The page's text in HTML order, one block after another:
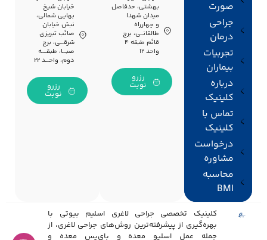
صورت
جراحی
درمان
تجربیات
بیماران
درباره
کلینیک
تماس با
کلینیک
درخواست
مشاوره
محاسبه
BMI
بهشتی، حدفاصل
میدان شهدا
و چهارراه
طالقانــی، برج
قائم طبقه ۴
واحد ۱۲
رزرو
نوبت
خیابان شیخ
بهایی شمالی،
نبش خیابان
صائب تبریزی
شرقـــی، برج
صبـــا، طبقــــه
دوم، واحـــد ۲۲
رزرو
نوبت
کلینیک تخصصی جراحی لاغری اسلیم بیوتی با
بهره‌گیری از پیشرفته‌ترین روش‌های جراحی لاغری، از
جمله عمل اسلیو معده و بای‌پس معده و